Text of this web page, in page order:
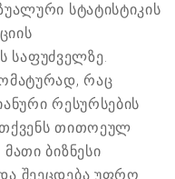
სტატისტიკის
საფუძველზე.
რაც
რესურსების
თითოეულ
ბიზნესი
შეეცდება უფრო